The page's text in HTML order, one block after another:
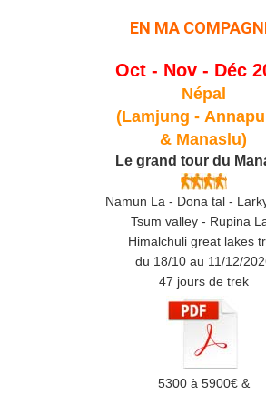
EN MA
Oct - Nov - Déc
Népal
(Lamjung -
& Manaslu)
Le grand tour du
Namun La - Dona tal -
Tsum valley - Rupina
Himalchuli great lakes
du 18/10 au 11/12/
47 jours de trek
5300 à 5900€ &